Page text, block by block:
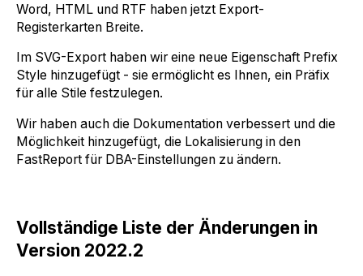
Word, HTML und RTF haben jetzt Export-
Registerkarten Breite.
Im SVG-Export haben wir eine neue Eigenschaft Prefix
Style hinzugefügt - sie ermöglicht es Ihnen, ein Präfix
für alle Stile festzulegen.
Wir haben auch die Dokumentation verbessert und die
Möglichkeit hinzugefügt, die Lokalisierung in den
FastReport für DBA-Einstellungen zu ändern.
Vollständige Liste der Änderungen in
Version 2022.2